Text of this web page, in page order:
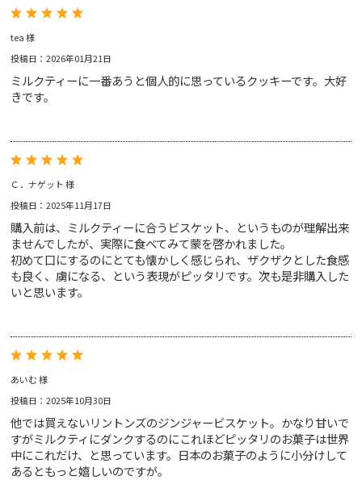
インフュージョンティー
ジンジャースナップティー
ノンカフェインティー
ペアリングセット
オーツクランチビスケット
ペアリングセット
tea 様
投稿日：2026年01月21日
ミルクティーに一番あうと個人的に思っているクッキーです。大好
きです。
Ｃ．ナゲット 様
投稿日：2025年11月17日
購入前は、ミルクティーに合うビスケット、というものが理解出来
ませんでしたが、実際に食べてみて蒙を啓かれました。
初めて口にするのにとても懐かしく感じられ、ザクザクとした食感
も良く、虜になる、という表現がピッタリです。次も是非購入した
いと思います。
あいむ 様
投稿日：2025年10月30日
他では買えないリントンズのジンジャービスケット。かなり甘いで
すがミルクティにダンクするのにこれほどピッタリのお菓子は世界
中にこれだけ、と思っています。日本のお菓子のように小分けして
あるともっと嬉しいのですが。